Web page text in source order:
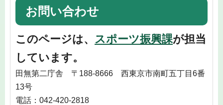
お問い合わせ
このページは、 スポーツ振興課が担当
しています。
田無第二庁舎 〒188-8666 西東京市南町五丁目6番
13号
電話：042-420-2818